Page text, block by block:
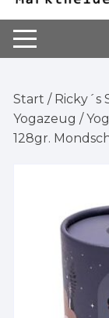
Start / Ricky´s
Yogazeug /
128gr.